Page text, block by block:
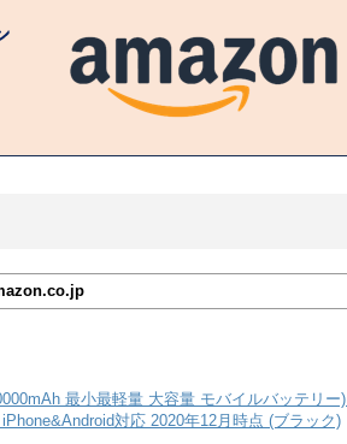
最小最軽量 大容量 モバイルバッテリー
対応 2020年12月時点 (ブラック)